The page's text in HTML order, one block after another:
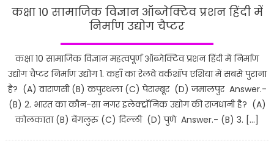
कक्षा 10 सामाजिक विज्ञान ऑब्जेक्टिव प्रशन हिंदी में
निर्माण उद्योग चैप्टर
कक्षा 10 सामाजिक विज्ञान महत्वपूर्ण ऑब्जेक्टिव प्रशन हिंदी में निर्माण
उद्योग चैप्टर निर्माण उद्योग 1. कहाँ का रेलवे वर्कशॉप एशिया में सबसे पुराना
है? (A) वाराणसी (B) कपुरथला (C) पेराम्बूर (D) जमालपुर Answer.-
(B) 2. भारत का कौन-सा नगर इलेक्ट्रॉनिक उद्योग की राजधानी है? (A)
कोलकाता (B) बेंगलुरु (C) दिल्ली (D) पुणे Answer.- (B) 3. […]